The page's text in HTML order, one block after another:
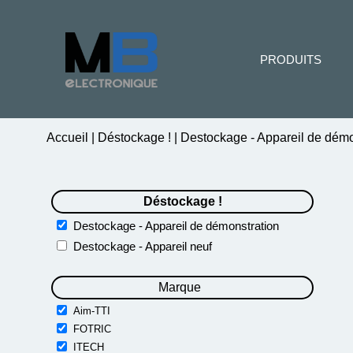
Accueil Déstockage ! Destockage - Appareil de
Déstockage !
Destockage - Appareil de démonstration
Destockage - Appareil neuf
Marque
Aim-TTI
FOTRIC
ITECH
PRODUITS